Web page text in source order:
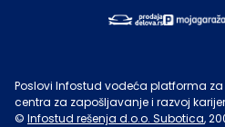
Poslovi Infostud vodeća platforma
centra za zapošljavanje i razvoj
© Infostud rešenja d.o.o. Subotica,